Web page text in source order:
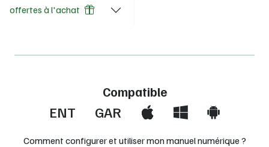
offertes à l'achat
Compatible
ENT GAR
Comment configurer et utiliser mon manuel numérique ?